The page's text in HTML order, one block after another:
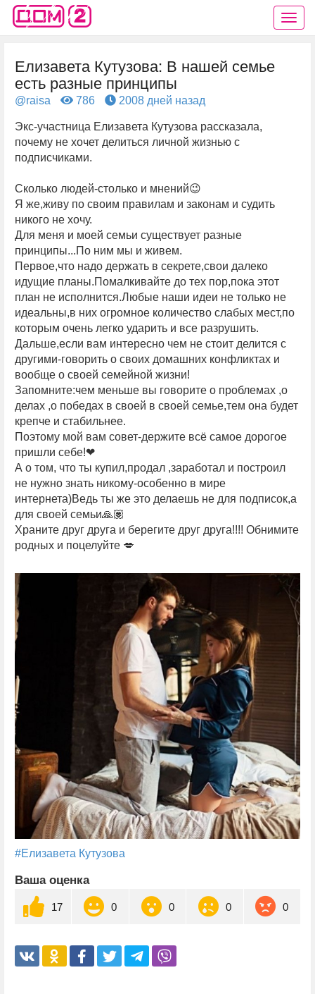
Елизавета Кутузова: В нашей семье
есть разные принципы
@raisa 786 2008 дней назад
Экс-участница Елизавета Кутузова рассказала,
почему не хочет делиться личной жизнью с
подписчиками.
Сколько людей-столько и мнений😉
Я же,живу по своим правилам и законам и судить
никого не хочу.
Для меня и моей семьи существует разные
принципы...По ним мы и живем.
Первое,что надо держать в секрете,свои далеко
идущие планы.Помалкивайте до тех пор,пока этот
план не исполнится.Любые наши идеи не только не
идеальны,в них огромное количество слабых мест,по
которым очень легко ударить и все разрушить.
Дальше,если вам интересно чем не стоит делится с
другими-говорить о своих домашних конфликтах и
вообще о своей семейной жизни!
Запомните:чем меньше вы говорите о проблемах ,о
делах ,о победах в своей в своей семье,тем она будет
крепче и стабильнее.
Поэтому мой вам совет-держите всё самое дорогое
пришли себе!❤
А о том, что ты купил,продал ,заработал и построил
не нужно знать никому-особенно в мире
интернета)Ведь ты же это делаешь не для подписок,а
для своей семьи🙏🏽
Храните друг друга и берегите друг друга!!!! Обнимите
родных и поцелуйте 💋
#Елизавета Кутузова
Ваша оценка
17 0 0 0 0